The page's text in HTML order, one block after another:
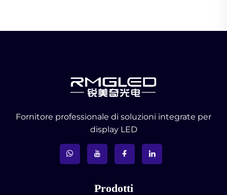
Fornitore professionale di soluzioni integrate per
display LED
Prodotti